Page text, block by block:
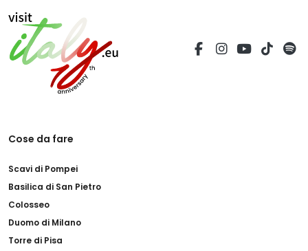
Cose da fare
Scavi di Pompei
Basilica di San Pietro
Colosseo
Duomo di Milano
Torre di Pisa